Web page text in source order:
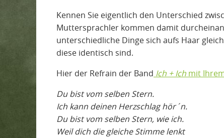
Kennen Sie eigentlich den Unterschied
Muttersprachler kommen damit
unterschiedliche Dinge sich aufs Haar
diese identisch sind.
Hier der Refrain der Band Ich + Ich mit
Du bist vom selben Stern.
Ich kann deinen Herzschlag hör´n.
Du bist vom selben Stern, wie ich.
Weil dich die gleiche Stimme lenkt